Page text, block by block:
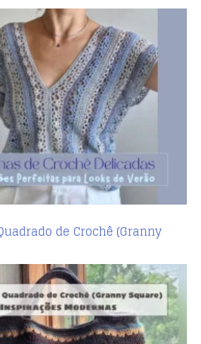
de Crochê (Granny